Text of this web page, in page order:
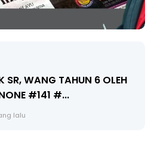
SR, WANG TAHUN 6 OLEH
#141 #...
lalu